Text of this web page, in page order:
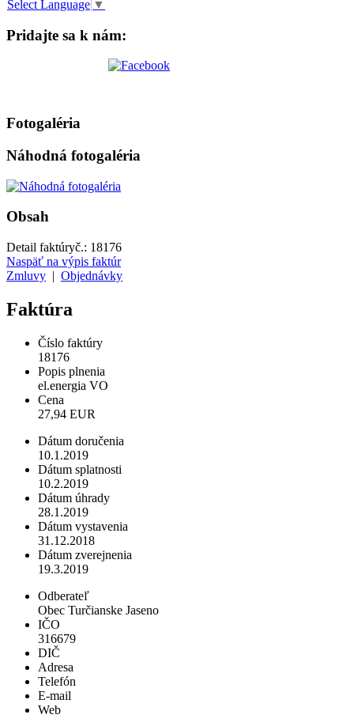
Select Language ▼
Pridajte sa k nám:
Fotogaléria
Náhodná fotogaléria
Obsah
Detail faktúryč.: 18176
Naspäť na výpis faktúr
Zmluvy | Objednávky
Faktúra
Číslo faktúry
18176
Popis plnenia
el.energia VO
Cena
27,94 EUR
Dátum doručenia
10.1.2019
Dátum splatnosti
10.2.2019
Dátum úhrady
28.1.2019
Dátum vystavenia
31.12.2018
Dátum zverejnenia
19.3.2019
Odberateľ
Obec Turčianske Jaseno
IČO
316679
DIČ
Adresa
Telefón
E-mail
Web